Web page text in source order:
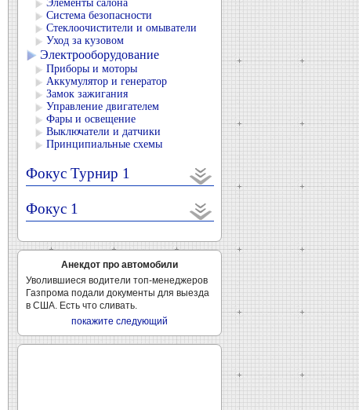
Элементы салона
Система безопасности
Стеклоочистители и омыватели
Уход за кузовом
Электрооборудование
Приборы и моторы
Аккумулятор и генератор
Замок зажигания
Управление двигателем
Фары и освещение
Выключатели и датчики
Принципиальные схемы
Фокус Турнир 1
Фокус 1
Анекдот про автомобили
Уволившиеся водители топ-менеджеров
Газпрома подали документы для выезда
в США. Есть что сливать.
покажите следующий